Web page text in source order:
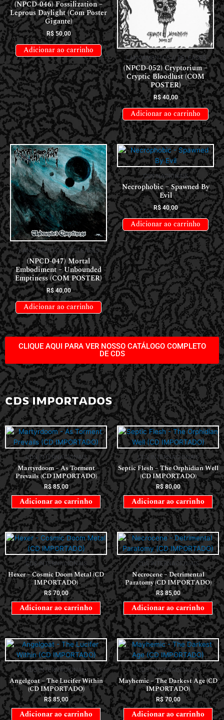
(NPCD-046) Fossilization –
Leprous Daylight (Com Poster
Gigante)
R$50,00
Adicionar ao carrinho
LANÇAMENTOS // RELEASES
(NPCD-052) Cryptorium –
Cryptic Bloodlust (COM
POSTER)
R$40,00
Adicionar ao carrinho
LANÇAMENTOS // RELEASES
(NPCD-047) Mortal
Embodiment – Unbounded
Emptiness (COM POSTER)
R$40,00
Adicionar ao carrinho
CDS NACIONAIS
Necrophobic – Spawned By
Evil
R$40,00
Adicionar ao carrinho
CLIQUE AQUI PARA VER NOSSO CATÁLOGO COMPLETO
DE CDS
CDS IMPORTADOS
CDS INTERNACIONAIS
Martyrdoom – As Torment
Prevails (CD IMPORTADO)
R$85,00
Adicionar ao carrinho
CDS INTERNACIONAIS
Septic Flesh – The Orphidian Well
(CD IMPORTADO)
R$80,00
Adicionar ao carrinho
CDS INTERNACIONAIS
Hexer – Cosmic Doom Metal (CD
IMPORTADO)
R$70,00
Adicionar ao carrinho
CDS INTERNACIONAIS
Necrocene – Detrimental
Paratomy (CD IMPORTADO)
R$85,00
Adicionar ao carrinho
CDS INTERNACIONAIS
Angelgoat – The Lucifer Within
(CD IMPORTADO)
R$85,00
Adicionar ao carrinho
CDS INTERNACIONAIS
Mayhemic – The Darkest Age (CD
IMPORTADO)
R$70,00
Adicionar ao carrinho